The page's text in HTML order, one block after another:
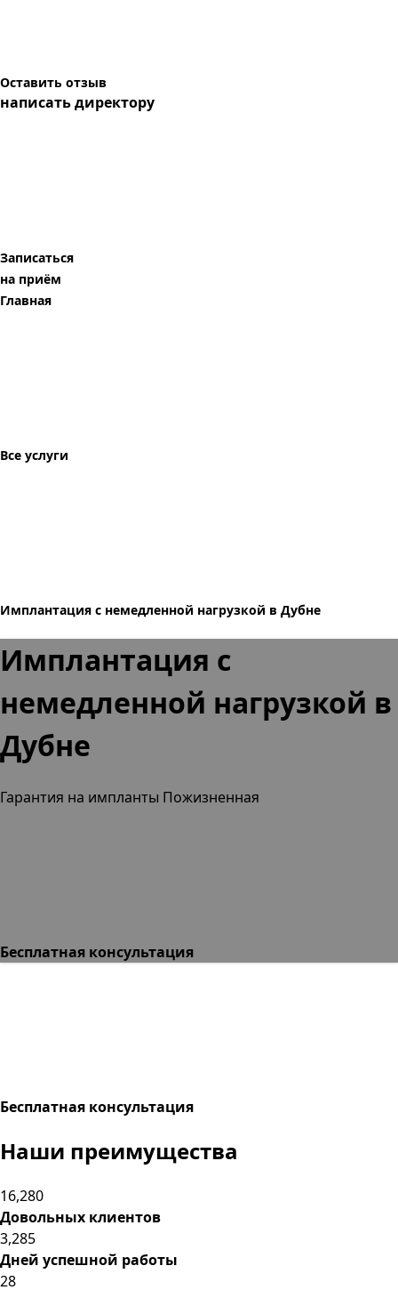
Оставить отзыв
написать директору
Записаться
на приём
Главная
Все услуги
Имплантация с немедленной нагрузкой в Дубне
Имплантация с
немедленной нагрузкой в
Дубне
Гарантия на импланты Пожизненная
Бесплатная консультация
Бесплатная консультация
Наши преимущества
16,280
Довольных клиентов
3,285
Дней успешной работы
28